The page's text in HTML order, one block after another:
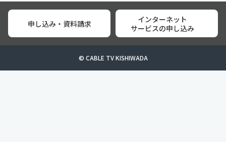
申し込み・資料請求
インターネット
サービスの申し込み
© CABLE TV KISHIWADA